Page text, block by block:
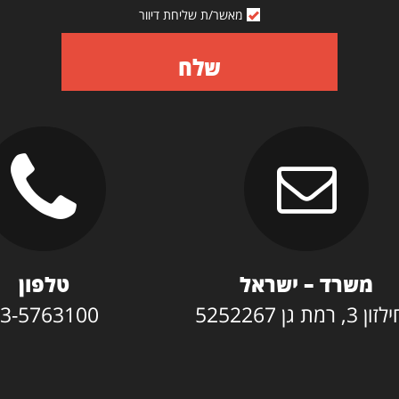
מאשר/ת שליחת דיוור
שלח
משרד – ישראל
גן 5252267
טלפון
5763100